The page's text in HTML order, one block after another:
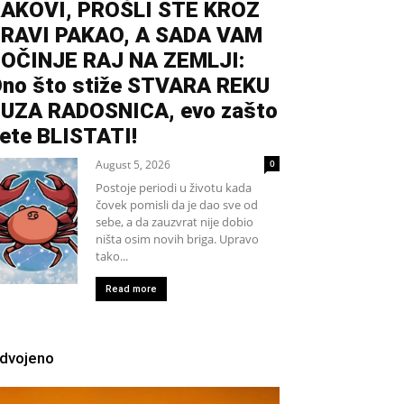
PROŠLI STE KROZ
PAKAO, A SADA VAM
RAJ NA ZEMLJI:
što stiže STVARA REKU
RADOSNICA, evo zašto
BLISTATI!
August 5, 2026 0
Postoje periodi u životu kada
čovek pomisli da je dao sve od
sebe, a da zauzvrat nije dobio
ništa osim novih briga. Upravo
tako...
Read more